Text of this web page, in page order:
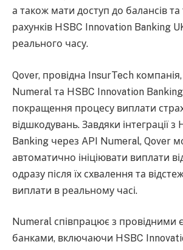
а також мати доступ до балансів та
рахунків HSBC Innovation Banking
реального часу.
Qover, провідна InsurTech
Numeral та HSBC Innovation
покращення процесу виплати
відшкодувань. Завдяки інтеграції
Banking через API Numeral, Qover
автоматично ініціювати виплати
одразу після їх схвалення та
виплати в реальному часі.
Numeral співпрацює з провідними
банками, включаючи HSBC